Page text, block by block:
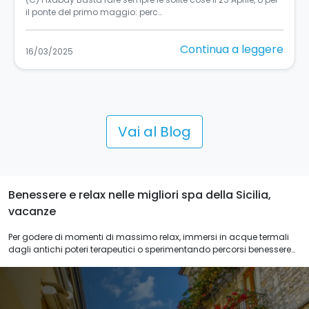
Sicilia, si sa, è una terra in…
11/03/2025 Continua a leggere
Vai al Blog
Benessere e relax nelle migliori spa della Sicilia,
vacanze
Per godere di momenti di massimo relax, immersi in acque termali
dagli antichi poteri terapeutici o sperimentando percorsi benessere
proposte selezionatissime. Wellness spa hotel vi dà l’occasione di
vivere un soggiorno unico all'insegna del benessere o concedervi un
premio durante la settimana o nel weekend. Oltre ad esperienze